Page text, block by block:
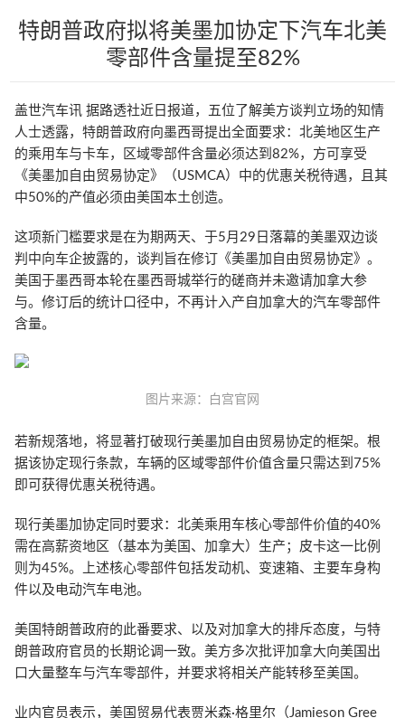
特朗普政府拟将美墨加协定下汽车北美
零部件含量提至82%
盖世汽车讯 据路透社近日报道，五位了解美方谈判立场的知情
人士透露，特朗普政府向墨西哥提出全面要求：北美地区生产
的乘用车与卡车，区域零部件含量必须达到82%，方可享受
《美墨加自由贸易协定》（USMCA）中的优惠关税待遇，且其
中50%的产值必须由美国本土创造。
这项新门槛要求是在为期两天、于5月29日落幕的美墨双边谈
判中向车企披露的，谈判旨在修订《美墨加自由贸易协定》。
美国于墨西哥本轮在墨西哥城举行的磋商并未邀请加拿大参
与。修订后的统计口径中，不再计入产自加拿大的汽车零部件
含量。
图片来源：白宫官网
若新规落地，将显著打破现行美墨加自由贸易协定的框架。根
据该协定现行条款，车辆的区域零部件价值含量只需达到75%
即可获得优惠关税待遇。
现行美墨加协定同时要求：北美乘用车核心零部件价值的40%
需在高薪资地区（基本为美国、加拿大）生产；皮卡这一比例
则为45%。上述核心零部件包括发动机、变速箱、主要车身构
件以及电动汽车电池。
美国特朗普政府的此番要求、以及对加拿大的排斥态度，与特
朗普政府官员的长期论调一致。美方多次批评加拿大向美国出
口大量整车与汽车零部件，并要求将相关产能转移至美国。
业内官员表示，美国贸易代表贾米森·格里尔（Jamieson Gree